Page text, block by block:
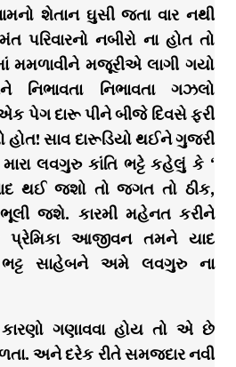
શેતાન ઘુસી જતા વાર નથી
પરિવારનો નબીરો ના હોત તો
મમળાવીને મજૂરીએ લાગી ગયો
નિભાવતા નિભાવતા ગઝલો
પેગ દારૂ પીને બીજે દિવસે ફરી
હોત! સાવ દારૂડિયો થઈને ગુજરી
લવગુરુ કાંતિ ભટ્ટે કહેલું કે ‘
થઈ જશો તો જગત તો ઠીક,
જશે. કારમી મહેનત કરીને
આજીવન તમને યાદ
સાહેબને અમે લવગુરુ ના
ગણાવવા હોય તો એ છે
અને દરેક રીતે સમજદાર નવી